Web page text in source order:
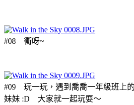
#08 衝呀~
#09 玩一玩，遇到喬喬一年級班上
妹妹 :D 大家就一起玩耍～